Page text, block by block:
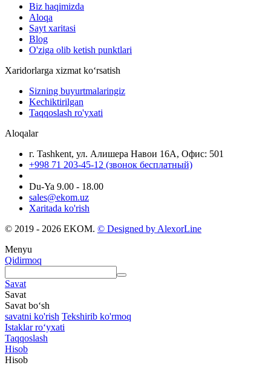
Biz haqimizda
Aloqa
Sayt xaritasi
Blog
O'ziga olib ketish punktlari
Xaridorlarga xizmat ko‘rsatish
Sizning buyurtmalaringiz
Kechiktirilgan
Taqqoslash ro'yxati
Aloqalar
г. Tashkent, ул. Алишера Навои 16А, Офис: 501
+998 71 203-45-12 (звонок бесплатный)
Du-Ya 9.00 - 18.00
sales@ekom.uz
Xaritada ko'rish
© 2019 - 2026 EKOM. © Designed by AlexorLine
Menyu
Qidirmoq
Savat
Savat
Savat bo‘sh
savatni ko'rish Tekshirib ko'rmoq
Istaklar roʻyxati
Taqqoslash
Hisob
Hisob